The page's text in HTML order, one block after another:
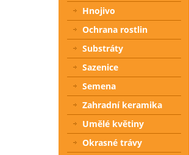
Hnojivo
Ochrana rostlin
Substráty
Sazenice
Semena
Zahradní keramika
Umělé květiny
Okrasné trávy